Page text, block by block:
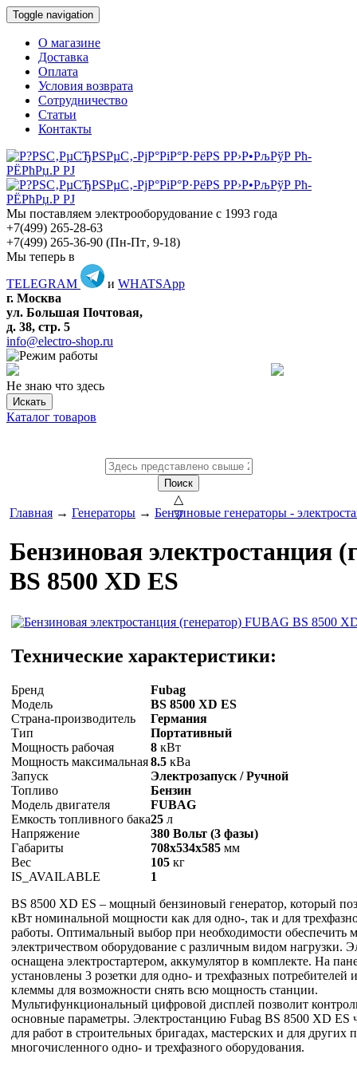
Toggle navigation
О магазине
Доставка
Оплата
Условия возврата
Сотрудничество
Статьи
Контакты
Мы поставляем электрооборудование с 1993 года
+7(499) 265-28-63
+7(499) 265-36-90 (Пн-Пт‚ 9-18)
Мы теперь в
TELEGRAM
и WHATSApp
г. Москва
ул. Большая Почтовая,
д. 38, стр. 5
info@electro-shop.ru
Не знаю что здесь
Искать
Каталог товаров
Поиск
△
▽
Главная → Генераторы → Бензиновые генераторы -
Бензиновая электростанция
BS 8500 XD ES
Технические характеристики:
Бренд
Fubag
Модель
BS 8500 XD ES
Страна-производитель
Германия
Тип
Портативный
Мощность рабочая
8 кВт
Мощность максимальная8.5 кВа
Запуск
Электрозапуск / Ручной
Топливо
Бензин
Модель двигателя
FUBAG
Емкость топливного бака25 л
Напряжение
380 Вольт (3 фазы)
Габариты
708x534x585 мм
Вес
105 кг
IS_AVAILABLE
1
BS 8500 XD ES – мощный бензиновый генератор, который
кВт номинальной мощности как для одно-, так и для
работы. Оптимальный выбор при необходимости обеспечить
электричеством оборудование с различным видом нагрузки.
оснащена электростартером, аккумулятор в комплекте. На
установлены 3 розетки для одно- и трехфазных потребителей
клеммы для возможности снять всю мощность станции.
Мультифункциональный цифровой дисплей позволит
основные параметры. Электростанцию Fubag BS 8500 XD ES
для работ в строительных бригадах, мастерских и для других
многочисленного одно- и трехфазного оборудования.